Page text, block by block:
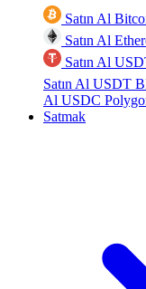
Satın Al
Satın Al
Satın Al
Satın Al USDT
Al USDC
Satmak